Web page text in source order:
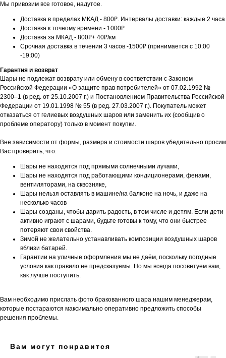
Мы привозим все готовое, надутое.
Доставка в пределах МКАД - 800₽. Интервалы доставки: каждые 2 часа
Доставка к точному времени - 1000₽
Доставка за МКАД - 800₽+ 40₽/км
Срочная доставка в течении 3 часов -1500₽ (принимается с 10:00
-19:00)
Гарантия и возврат
Шары не подлежат возврату или обмену в соответствии с Законом
Российской Федерации «О защите прав потребителей» от 07.02.1992 №
2300–1 (в ред. от 25.10.2007 г.) и Постановлением Правительства Российской
Федерации от 19.01.1998 № 55 (в ред. 27.03.2007 г.). Покупатель может
отказаться от гелиевых воздушных шаров или заменить их (сообщив о
проблеме оператору) только в момент покупки.
Вне зависимости от формы, размера и стоимости шаров убедительно просим
Вас проверить, что:
Шары не находятся под прямыми солнечными лучами,
Шары не находятся под работающими кондиционерами, фенами,
вентиляторами, на сквозняке,
Шары нельзя оставлять в машине/на балконе на ночь, и даже на
несколько часов
Шары созданы, чтобы дарить радость, в том числе и детям. Если дети
активно играют с шарами, будьте готовы к тому, что они быстрее
потеряют свои свойства.
Зимой не желательно устанавливать композиции воздушных шаров
вблизи батарей.
Гарантии на уличные оформления мы не даём, поскольку погодные
условия как правило не предсказуемы. Но мы всегда посоветуем вам,
как лучше поступить.
Вам необходимо прислать фото бракованного шара нашим менеджерам,
которые постараются максимально оперативно предложить способы
решения проблемы.
Вам могут понравится